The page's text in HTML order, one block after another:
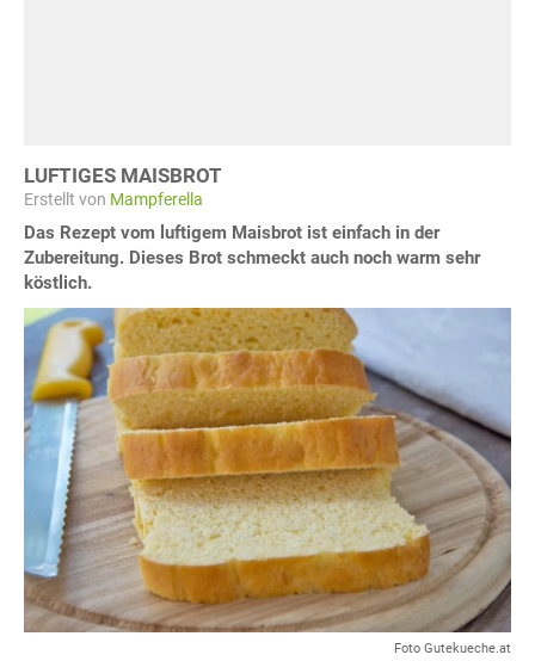
LUFTIGES MAISBROT
Erstellt von Mampferella
Das Rezept vom luftigem Maisbrot ist einfach in der
Zubereitung. Dieses Brot schmeckt auch noch warm sehr
köstlich.
Foto Gutekueche.at